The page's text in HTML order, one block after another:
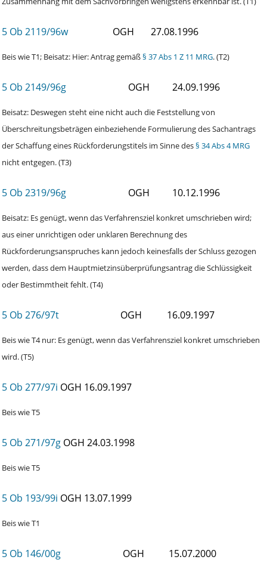
5 Ob 2119/96w OGH 27.08.1996
Beis wie T1; Beisatz: Hier: Antrag gemäß§ 37 Abs 1 Z 11 MRG. (T2)
5 Ob 2149/96g OGH 24.09.1996
Beisatz: Deswegen steht eine nicht auch die Feststellung von
Überschreitungsbeträgen einbeziehende Formulierung des Sachantrags
der Schaffung eines Rückforderungstitels im Sinne des§ 34 Abs 4 MRG
nicht entgegen. (T3)
5 Ob 2319/96g OGH 10.12.1996
Beisatz: Es genügt, wenn das Verfahrensziel konkret umschrieben wird;
aus einer unrichtigen oder unklaren Berechnung des
Rückforderungsanspruches kann jedoch keinesfalls der Schluss gezogen
werden, dass dem Hauptmietzinsüberprüfungsantrag die Schlüssigkeit
oder Bestimmtheit fehlt. (T4)
5 Ob 276/97t OGH 16.09.1997
Beis wie T4 nur: Es genügt, wenn das Verfahrensziel konkret umschrieben
wird. (T5)
5 Ob 277/97i OGH 16.09.1997
Beis wie T5
5 Ob 271/97g OGH 24.03.1998
Beis wie T5
5 Ob 193/99i OGH 13.07.1999
Beis wie T1
5 Ob 146/00g OGH 15.07.2000